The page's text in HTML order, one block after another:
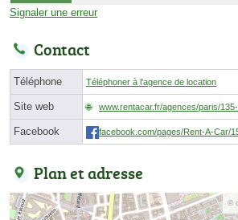
Signaler une erreur
Contact
Téléphone Téléphoner à l'agence de location
Site web www.rentacar.fr/agences/paris/
Facebook facebook.com/pages/Rent-A-Car/
Plan et adresse
©